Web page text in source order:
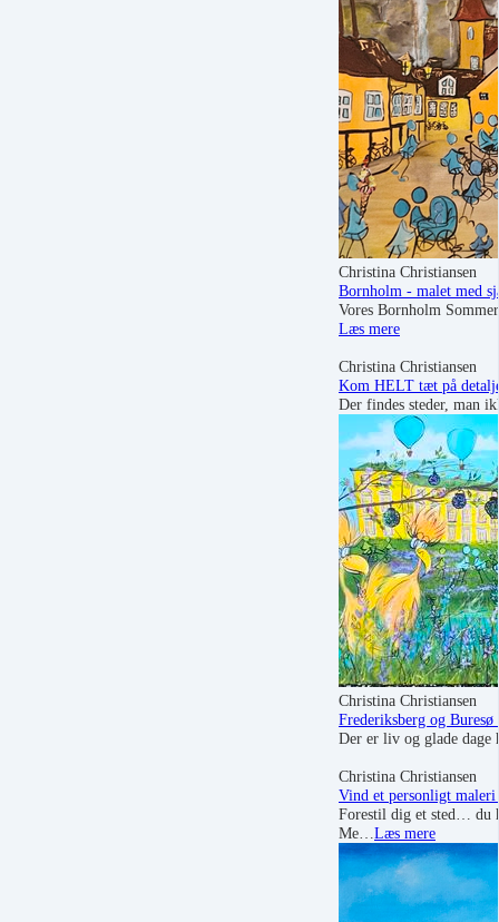
Christina Christiansen
Bornholm - malet med
Vores Bornholm
Læs mere
Christina Christiansen
Kom HELT tæt på
Der findes steder, man
Christina Christiansen
Frederiksberg og
Der er liv og glade dage
Christina Christiansen
Vind et personligt
Forestil dig et sted… du
Me… Læs mere